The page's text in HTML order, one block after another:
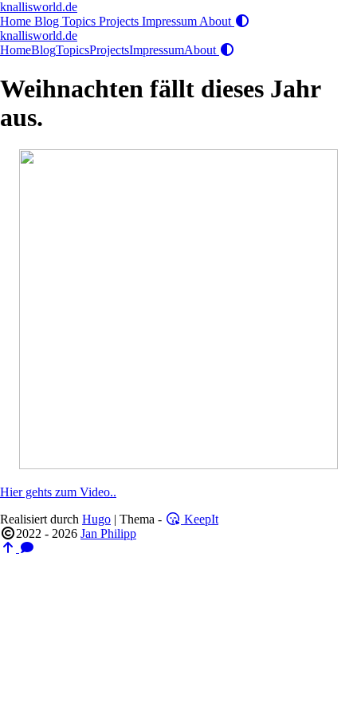
knallisworld.de
Home Blog Topics Projects Impressum About
knallisworld.de
HomeBlogTopicsProjectsImpressumAbout
Weihnachten fällt dieses Jahr
aus.
Hier gehts zum Video..
Realisiert durch Hugo | Thema -
KeepIt
2022 - 2026 Jan Philipp